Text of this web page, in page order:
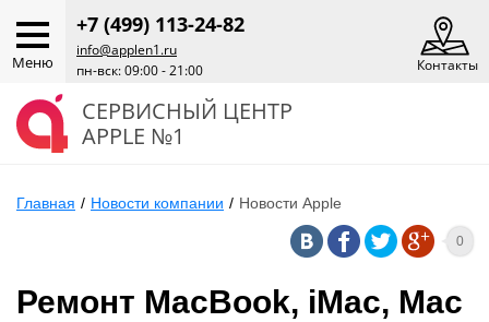
Меню
+7 (499) 113-24-82
info@applen1.ru
пн-вск: 09:00 - 21:00
Контакты
СЕРВИСНЫЙ ЦЕНТР
APPLE №1
Главная / Новости компании / Новости Apple
0
Ремонт MacBook, iMac, Mac